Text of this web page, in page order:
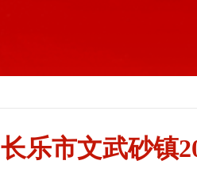
长乐市文武砂镇